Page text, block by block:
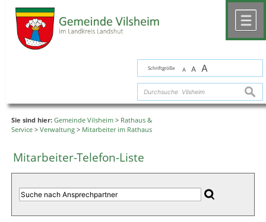
Schriftgröße A A A
Sie sind hier: Gemeinde Vilsheim > Rathaus &
Service > Verwaltung > Mitarbeiter im Rathaus
Mitarbeiter-Telefon-Liste